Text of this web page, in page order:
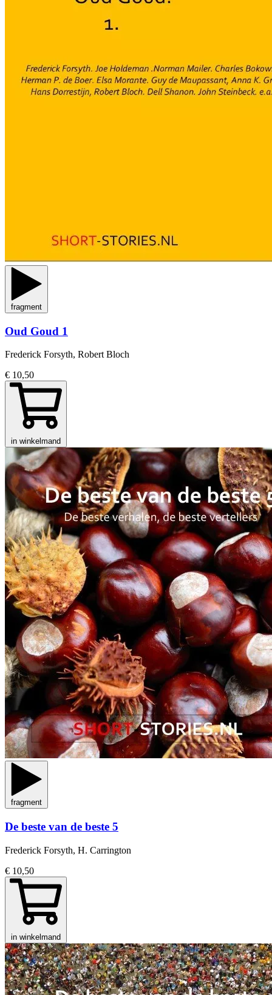
fragment
Oud Goud 1
Frederick Forsyth, Robert Bloch
€ 10,50
in winkelmand
fragment
De beste van de beste 5
Frederick Forsyth, H. Carrington
€ 10,50
in winkelmand